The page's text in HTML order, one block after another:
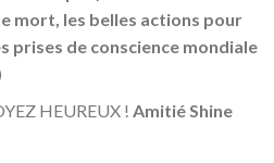
mort, les belles actions pour
prises de conscience mondiale
HEUREUX ! Amitié Shine